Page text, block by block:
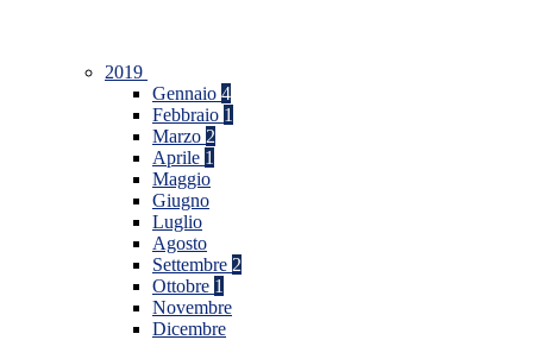
2019
Gennaio 4
Febbraio 1
Marzo 2
Aprile 1
Maggio
Giugno
Luglio
Agosto
Settembre 2
Ottobre 1
Novembre
Dicembre